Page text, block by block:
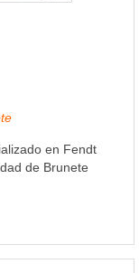
en Fendt
de Brunete